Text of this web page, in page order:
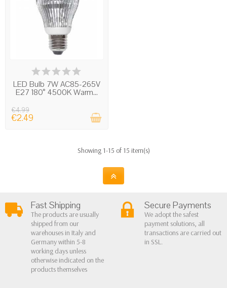
IN STOCK
LED Bulb 7W AC85-265V
E27 180° 4500K Warm...
€4.99
€2.49
Showing 1-15 of 15 item(s)
Fast Shipping
The products are usually
shipped from our
warehouses in Italy and
Germany within 5-8
working days unless
otherwise indicated on the
products themselves
Secure Payments
We adopt the safest
payment solutions, all
transactions are carried out
in SSL.